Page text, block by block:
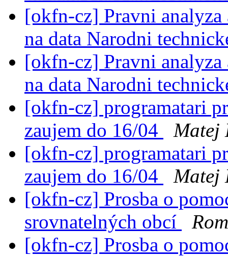
[okfn-cz] Pravni
na data Narodni
[okfn-cz] Pravni
na data Narodni
[okfn-cz] programatari
zaujem do 16/04
Matej
[okfn-cz] programatari
zaujem do 16/04
Matej
[okfn-cz] Prosba o
srovnatelných obcí
[okfn-cz] Prosba o